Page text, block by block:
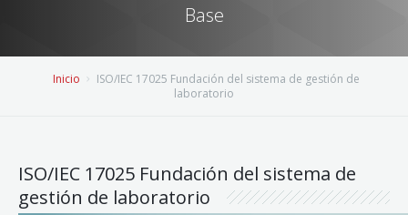
Base
Inicio
ISO/IEC 17025 Fundación del sistema de gestión de
laboratorio
ISO/IEC 17025 Fundación del sistema de
gestión de laboratorio